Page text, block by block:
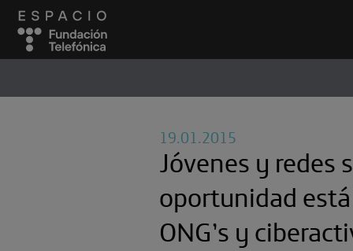
19.01.2015
Jóvenes y redes
oportunidad
ONG’s y